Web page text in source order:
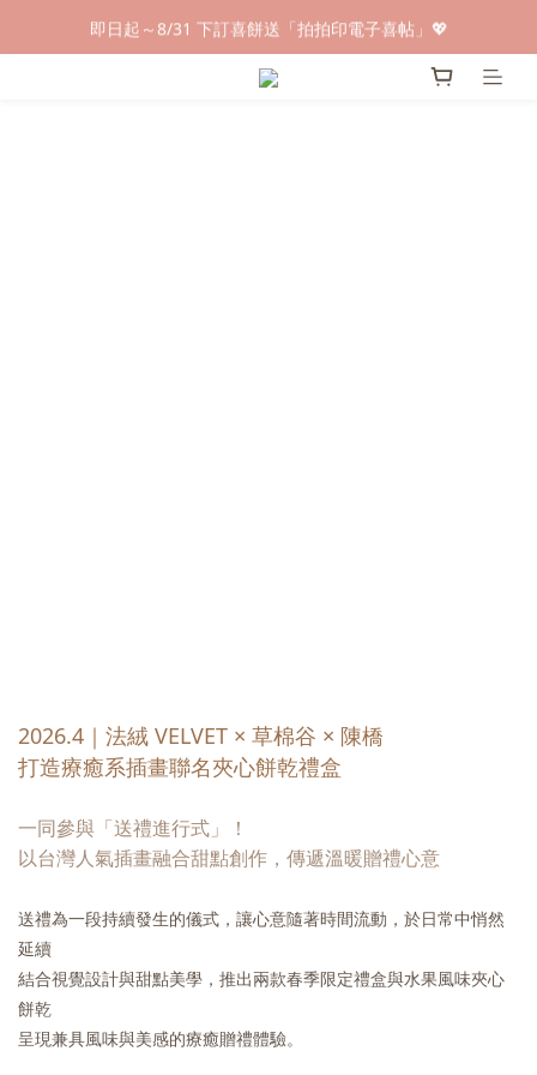
早鳥倒數🌕單盒最低只要$584🔥滿萬即享大宗優惠
即日起～8/31 下訂喜餅送「拍拍印電子喜帖」💖
快閃優惠⏰ 馬年寶寶專屬試吃禮遇｜輸碼現折$100
2026.4｜法絨 VELVET × 草棉谷 × 陳橋
打造療癒系插畫聯名夾心餅乾禮盒
一同參與「送禮進行式」！
以台灣人氣插畫融合甜點創作，傳遞溫暖贈禮心意
送禮為一段持續發生的儀式， 讓心意隨著時間流動，於日常中悄然
延續
結合視覺設計與甜點美學， 推出兩款春季限定禮盒與水果風味夾心
餅乾
呈現兼具風味與美感的療癒贈禮體驗。